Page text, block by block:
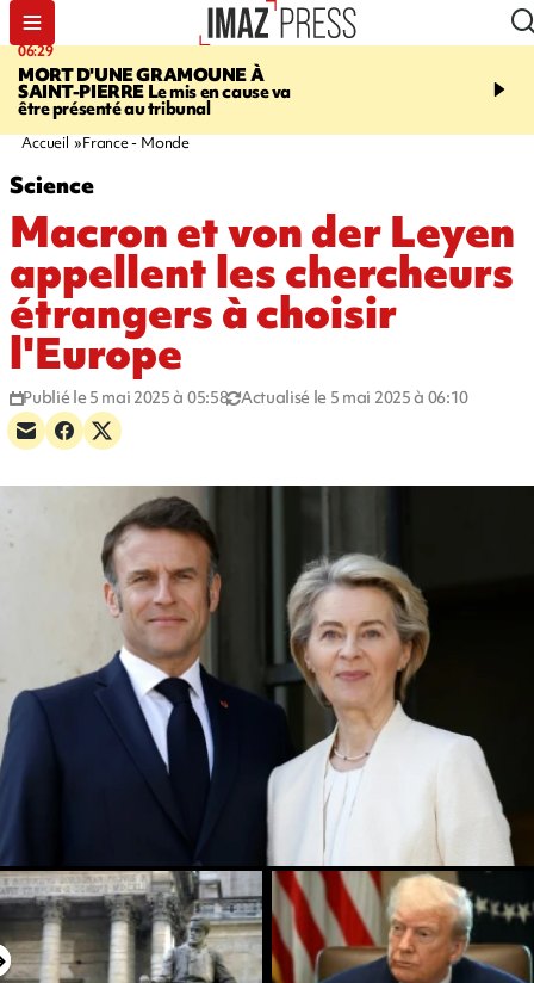
06:29
MORT D'UNE GRAMOUNE À
SAINT-PIERRELe mis en cause va
être présenté au tribunal
07:54
accuse Tereos de faire
Accueil France - Monde
Science
Macron et von der Leyen
appellent les chercheurs
étrangers à choisir
l'Europe
Publié le 5 mai 2025 à 05:58 Actualisé le 5 mai 2025 à 06:10